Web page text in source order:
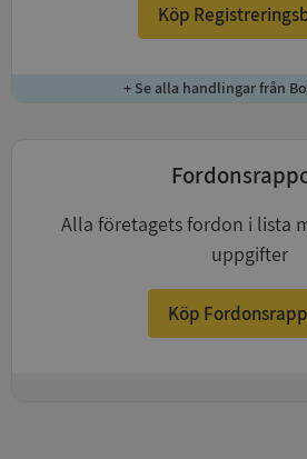
Köp
+ Se alla handlingar från
Alla företagets fordon i lista
uppgifter
Köp